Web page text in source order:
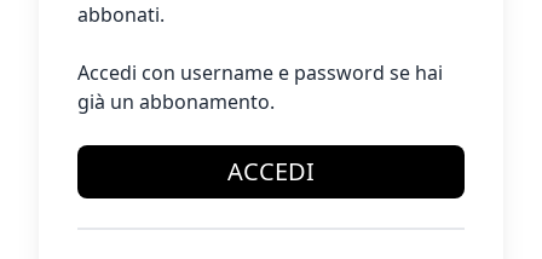
abbonati.
Accedi con username e password se hai
già un abbonamento.
ACCEDI